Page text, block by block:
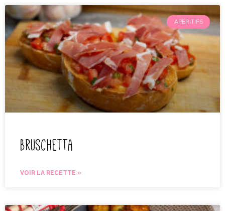
APÉRITIFS
Bruschetta
VOIR LA RECETTE »